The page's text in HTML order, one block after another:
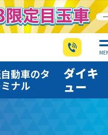
動車のタ
ナル
ダイキ
ュー